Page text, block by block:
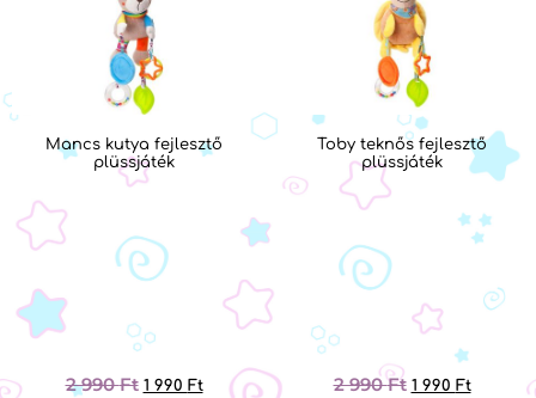
Mancs kutya fejlesztő
plüssjáték
2 990Ft 1 990 Ft
Toby teknős fejlesztő
plüssjáték
2 990Ft 1 990 Ft